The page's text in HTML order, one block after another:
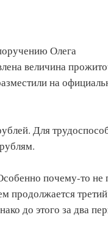
Олега
величина
на
Для
почему-то не
продолжается третий
до этого за два